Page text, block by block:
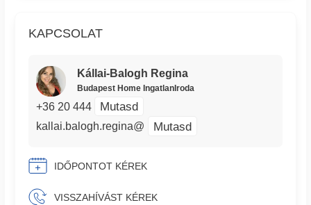
KAPCSOLAT
Kállai-Balogh Regina
Budapest Home IngatlanIroda
+36 20 444 Mutasd
kallai.balogh.regina@ Mutasd
IDŐPONTOT KÉREK
VISSZAHÍVÁST KÉREK